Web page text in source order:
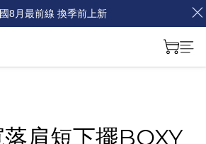
肩短下擺BOXY
8月最前線 換季前上新